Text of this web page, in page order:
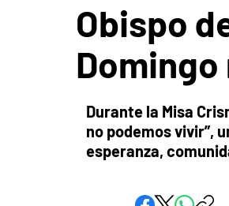
Obispo
Durante la Misa
no podemos vivir”,
esperanza,